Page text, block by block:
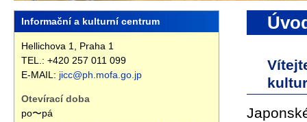
Informační a kulturní centrum
Hellichova 1, Praha 1
TEL.: +420 257 011 099
E-MAIL: jicc@ph.mofa.go.jp
Otevírací doba
po〜pá